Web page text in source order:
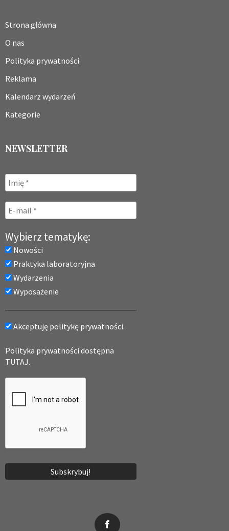
Strona główna
O nas
Polityka prywatności
Reklama
Kalendarz wydarzeń
Kategorie
NEWSLETTER
Wybierz tematykę:
Nowości
Praktyka laboratoryjna
Wydarzenia
Wyposażenie
Akceptuję politykę prywatności.
Polityka prywatności dostępna
TUTAJ.